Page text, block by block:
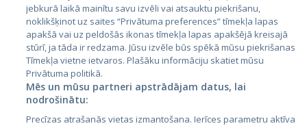
City24.lv
CVbankas.lt
jebkurā laikā mainītu savu izvēli vai atsauktu piekrišanu,
noklikšķinot uz saites “Privātuma preferences” tīmekļa lapas
apakšā vai uz peldošās ikonas tīmekļa lapas apakšējā kreisajā
stūrī, ja tāda ir redzama. Jūsu izvēle būs spēkā mūsu piekrišanas
Tīmekļa vietne ietvaros. Plašāku informāciju skatiet mūsu
Privātuma politikā.
Mēs un mūsu partneri apstrādājam datus, lai
nodrošinātu:
Precīzas atrašanās vietas izmantošana. Ierīces parametru aktīva